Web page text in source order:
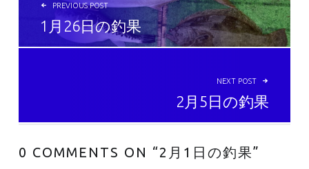
PREVIOUS POST
1月26日の釣果
NEXT POST
2月5日の釣果
0 COMMENTS ON “2月1日の釣果”